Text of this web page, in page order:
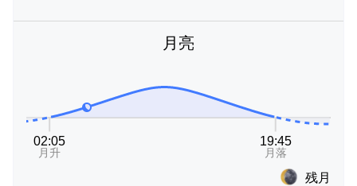
月亮
残月